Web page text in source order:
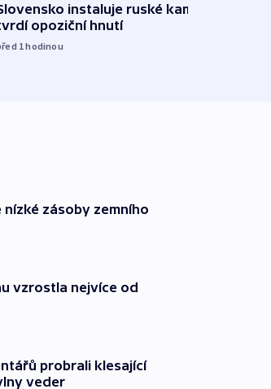
instaluje ruské kamery,
opoziční hnutí
1hodinou
zásoby zemního
vzrostla nejvíce od
probrali klesající
veder